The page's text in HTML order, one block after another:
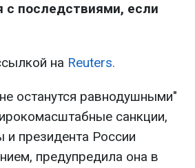
с последствиями, если
на Reuters.
останутся равнодушными"
санкции,
президента России
предупредила она в